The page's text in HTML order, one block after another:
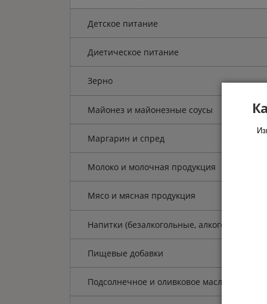
Детское питание
Диетическое питание
Зерно
Майонез и майонезные соусы
Маргарин и спред
Молоко и молочная продукция
Мясо и мясная продукция
Напитки (безалкогольные, алкогольные)
Пищевые добавки
Подсолнечное и оливковое масло